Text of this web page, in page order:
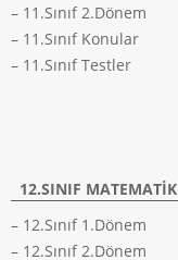
– 11.Sınıf 2.Dönem
– 11.Sınıf Konular
– 11.Sınıf Testler
12.SINIF MATEMATIK
– 12.Sınıf 1.Dönem
– 12.Sınıf 2.Dönem